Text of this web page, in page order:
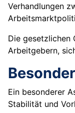
Verhandlungen
Die gesetzlichen
Arbeitgebern,
Ein besonderer
Stabilität und